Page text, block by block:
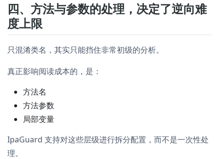
四、方法与参数的处理，决定了逆向难
度上限
只混淆类名，其实只能挡住非常初级的分析。
真正影响阅读成本的，是：
方法名
方法参数
局部变量
IpaGuard 支持对这些层级进行拆分配置，而不是一次性处
理。